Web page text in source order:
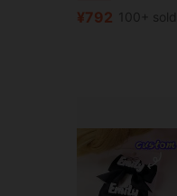
¥792 100+ sold